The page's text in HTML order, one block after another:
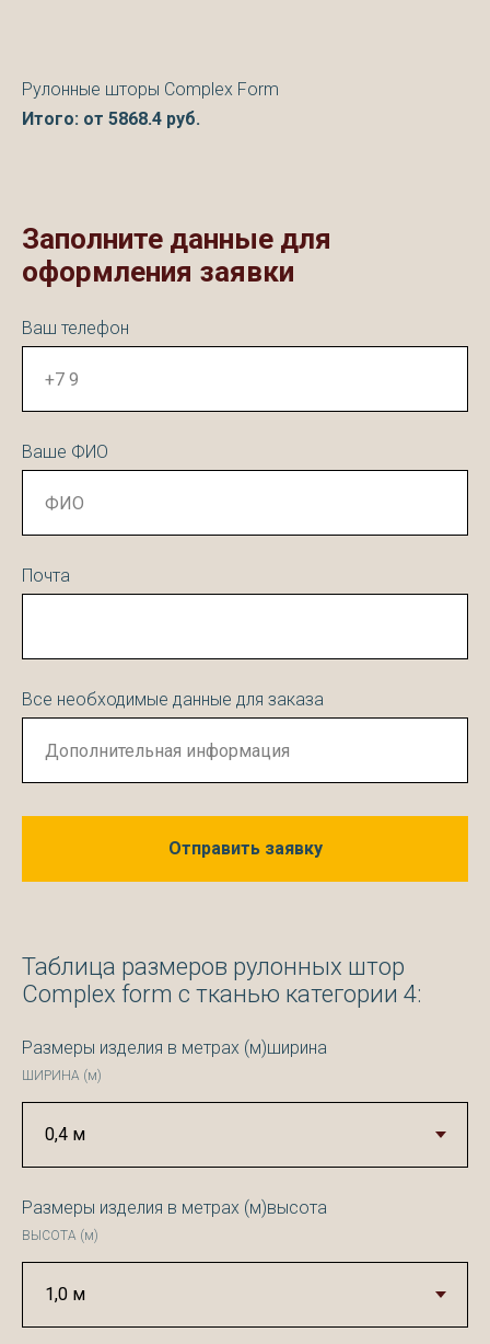
Рулонные шторы Complex Form
Итого: от 5868.4 руб.
Заполните данные для
оформления заявки
Ваш телефон
Ваше ФИО
Почта
Все необходимые данные для заказа
Отправить заявку
Таблица размеров рулонных штор
Complex form с тканью категории 4:
Размеры изделия в метрах (м)ширина
ШИРИНА (м)
Размеры изделия в метрах (м)высота
ВЫСОТА (м)